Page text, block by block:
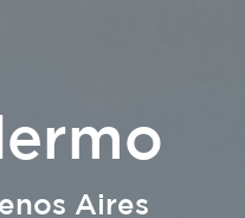
Aires